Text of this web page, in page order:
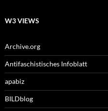
W3 VIEWS
Archive.org
Antifaschistisches Infoblatt
apabiz
BILDblog